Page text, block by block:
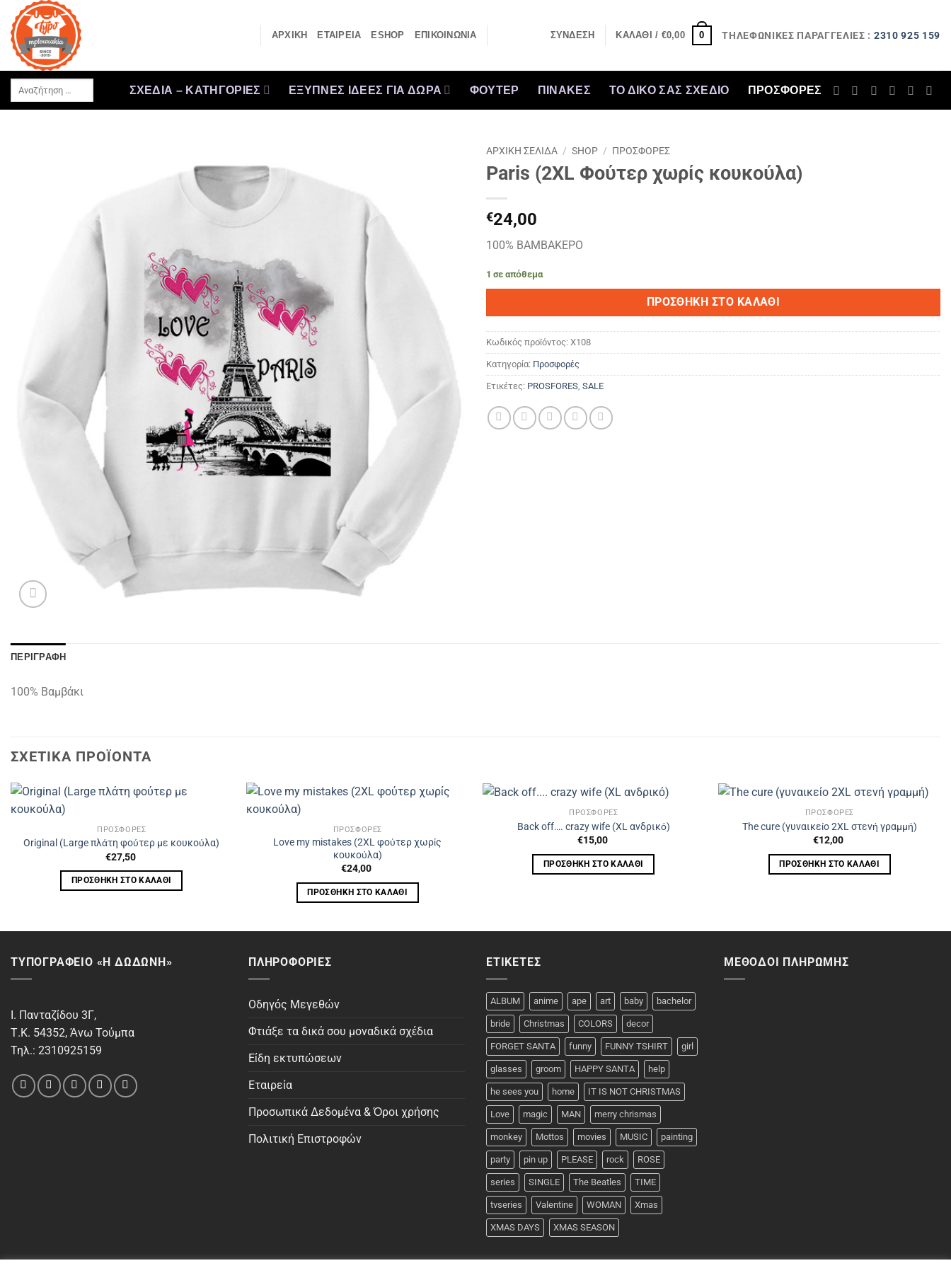
Μετάβαση
στο
περιεχόμενο
ΑΡΧΙΚΗ ΕΤΑΙΡΕΙΑ ESHOP ΕΠΙΚΟΙΝΩΝΙΑ ΣΎΝΔΕΣΗ ΚΑΛΆΘΙ / €0,00 0 ΤΗΛΕΦΩΝΙΚΕΣ ΠΑΡΑΓΓΕΛΙΕΣ : 2310 925 159
Αναζήτηση
ΣΧΕΔΙΑ – ΚΑΤΗΓΟΡΙΕΣ ΕΞΥΠΝΕΣ ΙΔΕΕΣ ΓΙΑ ΔΩΡΑ ΦΟΥΤΕΡ ΠΙΝΑΚΕΣ ΤΟ ΔΙΚΟ ΣΑΣ ΣΧΕΔΙΟ ΠΡΟΣΦΟΡΈΣ
ΑΡΧΙΚΉ ΣΕΛΊΔΑ / SHOP / ΠΡΟΣΦΟΡΈΣ
Paris (2XL Φούτερ χωρίς κουκούλα)
€24,00
100% ΒΑΜΒΑΚΕΡΟ
1 σε απόθεμα
ΠΡΟΣΘΉΚΗ ΣΤΟ ΚΑΛΆΘΙ
Κωδικός προϊόντος: X108
Κατηγορία: Προσφορές
Ετικέτες: PROSFORES, SALE
ΠΕΡΙΓΡΑΦΉ
100% Βαμβάκι
ΣΧΕΤΙΚΆ ΠΡΟΪΌΝΤΑ
ΠΡΟΣΦΟΡΈΣ
Original (Large πλάτη φούτερ με κουκούλα)
€27,50
ΠΡΟΣΘΉΚΗ ΣΤΟ ΚΑΛΆΘΙ
ΠΡΟΣΦΟΡΈΣ
Love my mistakes (2XL φούτερ χωρίς
κουκούλα)
€24,00
ΠΡΟΣΘΉΚΗ ΣΤΟ ΚΑΛΆΘΙ
ΠΡΟΣΦΟΡΈΣ
Back off…. crazy wife (XL ανδρικό)
€15,00
ΠΡΟΣΘΉΚΗ ΣΤΟ ΚΑΛΆΘΙ
ΠΡΟΣΦΟΡΈΣ
The cure (γυναικείο 2XL στενή γραμμή)
€12,00
ΠΡΟΣΘΉΚΗ ΣΤΟ ΚΑΛΆΘΙ
ΤΥΠΟΓΡΑΦΕΙΟ «Η ΔΩΔΩΝΗ»
Ι. Πανταζίδου 3Γ,
Τ.Κ. 54352, Άνω Τούμπα
Τηλ.: 2310925159
ΠΛΗΡΟΦΟΡΊΕΣ
Οδηγός Μεγεθών
Φτιάξε τα δικά σου μοναδικά σχέδια
Είδη εκτυπώσεων
Εταιρεία
Προσωπικά Δεδομένα & Όροι χρήσης
Πολιτική Επιστροφών
ΕΤΙΚΈΤΕΣ
ALBUM anime ape art baby bachelor
bride Christmas COLORS decor
FORGET SANTA funny FUNNY TSHIRT girl
glasses groom HAPPY SANTA help
he sees you home IT IS NOT CHRISTMAS
Love magic MAN merry chrismas
monkey Mottos movies MUSIC painting
party pin up PLEASE rock ROSE
series SINGLE The Beatles TIME
tvseries Valentine WOMAN Xmas
XMAS DAYS XMAS SEASON
ΜΈΘΟΔΟΙ ΠΛΗΡΩΜΉΣ